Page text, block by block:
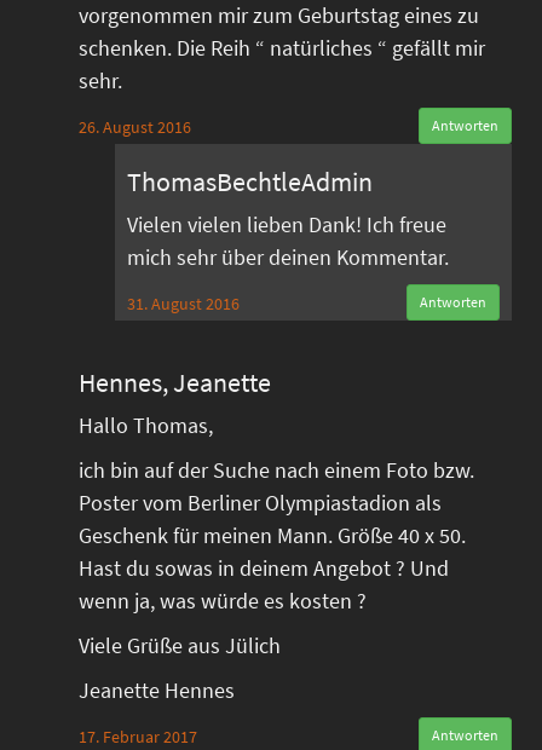
vorgenommen mir zum Geburtstag eines zu
schenken. Die Reih “ natürliches “ gefällt mir
sehr.
26. August 2016 Antworten
ThomasBechtleAdmin
Vielen vielen lieben Dank! Ich freue
mich sehr über deinen Kommentar.
31. August 2016 Antworten
Hennes, Jeanette
Hallo Thomas,
ich bin auf der Suche nach einem Foto bzw.
Poster vom Berliner Olympiastadion als
Geschenk für meinen Mann. Größe 40 x 50.
Hast du sowas in deinem Angebot ? Und
wenn ja, was würde es kosten ?
Viele Grüße aus Jülich
Jeanette Hennes
17. Februar 2017 Antworten